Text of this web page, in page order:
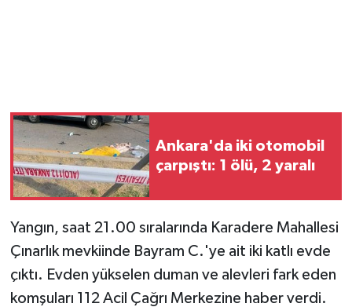
Ankara'da iki otomobil
çarpıştı: 1 ölü, 2 yaralı
Yangın, saat 21.00 sıralarında Karadere Mahallesi
Çınarlık mevkiinde Bayram C.'ye ait iki katlı evde
çıktı. Evden yükselen duman ve alevleri fark eden
komşuları 112 Acil Çağrı Merkezine haber verdi.
Seri İlan
Siyaset
Sonsöz Özel
Spor